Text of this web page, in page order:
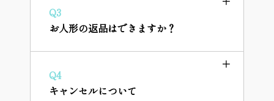
Q3
お人形の返品はできますか？
Q4
キャンセルについて